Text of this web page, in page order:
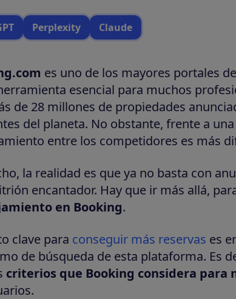
Perplexity Claude
es uno de los mayores portales de
esencial para muchos
de 28 millones de propiedades
del planeta. No obstante, frente a
entre los competidores es más
la realidad es que ya no basta con
encantador. Hay que ir más allá,
en Booking.
clave para conseguir más reservas es
de búsqueda de esta plataforma. Es
criterios que Booking considera